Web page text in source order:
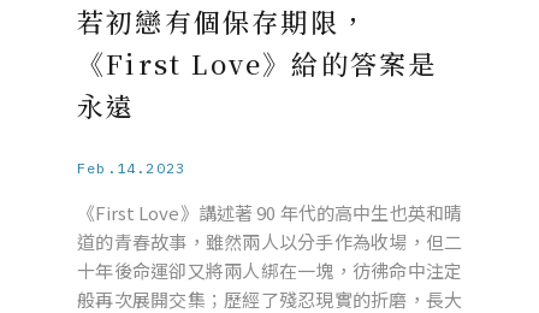
若初戀有個保存期限，
《First Love》給的答案是
永遠
Feb.14.2023
《First Love》講述著 90 年代的高中生也英和晴
道的青春故事，雖然兩人以分手作為收場，但二
十年後命運卻又將兩人綁在一塊，彷彿命中注定
般再次展開交集；歷經了殘忍現實的折磨，長大